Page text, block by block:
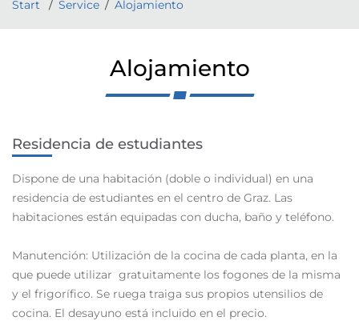
Start Service Alojamiento
Alojamiento
Residencia de estudiantes
Dispone de una habitación (doble o individual) en una
residencia de estudiantes en el centro de Graz. Las
habitaciones están equipadas con ducha, baño y teléfono.
Manutención: Utilización de la cocina de cada planta, en la
que puede utilizar gratuitamente los fogones de la misma
y el frigorífico. Se ruega traiga sus propios utensilios de
cocina. El desayuno está incluido en el precio.